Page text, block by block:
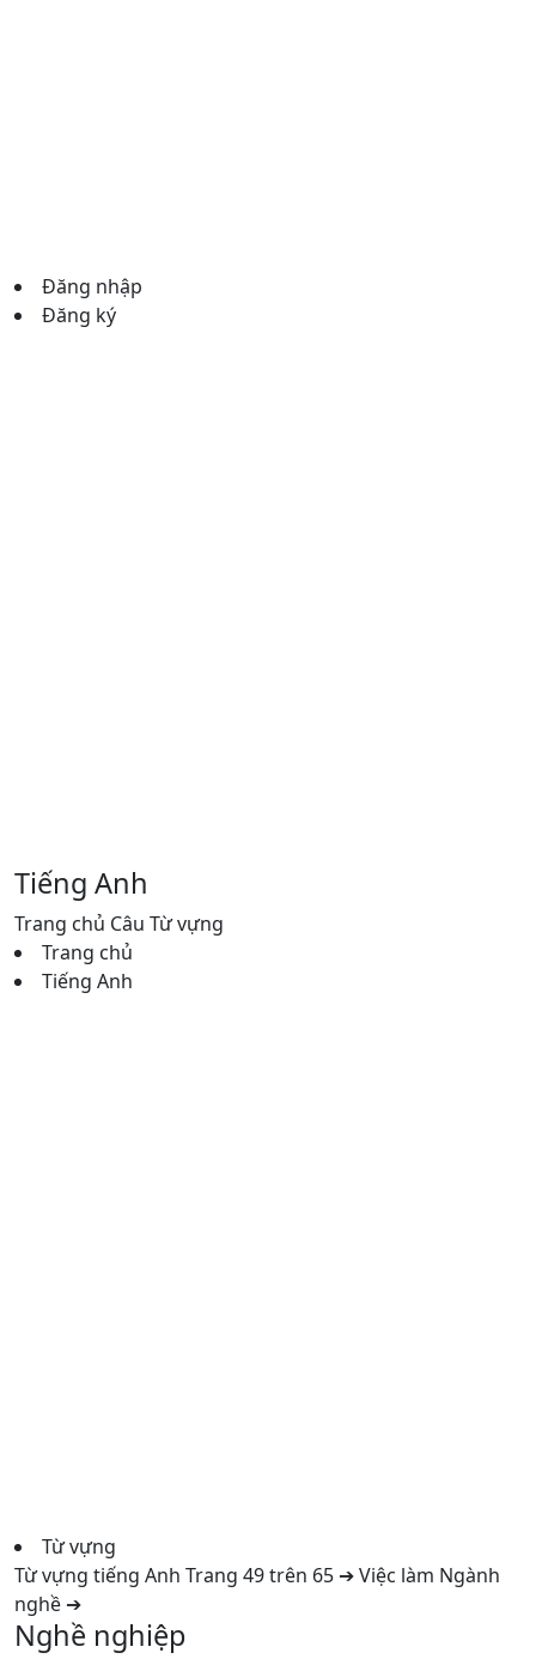
Đăng nhập
Đăng ký
Tiếng Anh
Trang chủ Câu Từ vựng
Trang chủ
Tiếng Anh
Từ vựng
Từ vựng tiếng Anh Trang 49 trên 65 ➔ Việc làm Ngành
nghề ➔
Nghề nghiệp